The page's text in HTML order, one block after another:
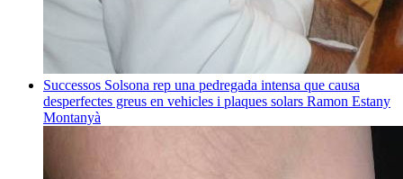
Successos Solsona rep una pedregada intensa que causa
desperfectes greus en vehicles i plaques solars Ramon Estany
Montanyà